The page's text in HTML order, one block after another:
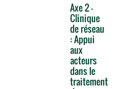
Axe 2 -
Clinique
de réseau
: Appui
aux
acteurs
dans le
traitement